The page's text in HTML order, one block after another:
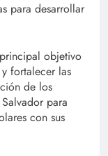
para desarrollar
objetivo
fortalecer las
de los
para
con sus